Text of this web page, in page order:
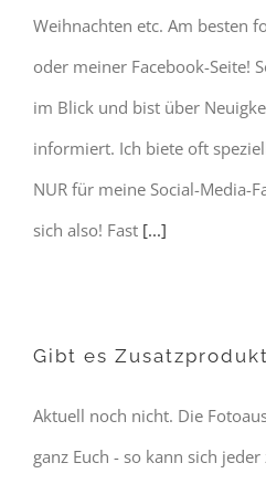
Weihnachten etc. Am besten
oder meiner Facebook-Seite!
im Blick und bist über
informiert. Ich biete oft
NUR für meine Social-Media-
sich also! Fast [...]
Gibt es
Aktuell noch nicht. Die
ganz Euch - so kann sich